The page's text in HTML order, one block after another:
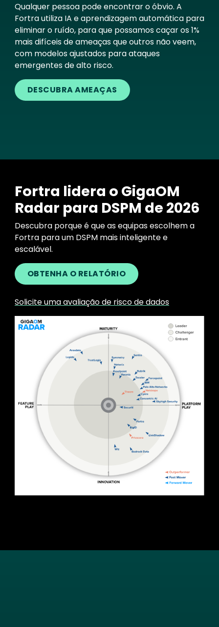
Qualquer pessoa pode encontrar o óbvio. A
Fortra utiliza IA e aprendizagem automática para
eliminar o ruído, para que possamos caçar os 1%
mais difíceis de ameaças que outros não veem,
com modelos ajustados para ataques
emergentes de alto risco.
DESCUBRA AMEAÇAS
Fortra lidera o GigaOM
Radar para DSPM de 2026
Descubra porque é que as equipas escolhem a
Fortra para um DSPM mais inteligente e
escalável.
OBTENHA O RELATÓRIO
Solicite uma avaliação de risco de dados
Image